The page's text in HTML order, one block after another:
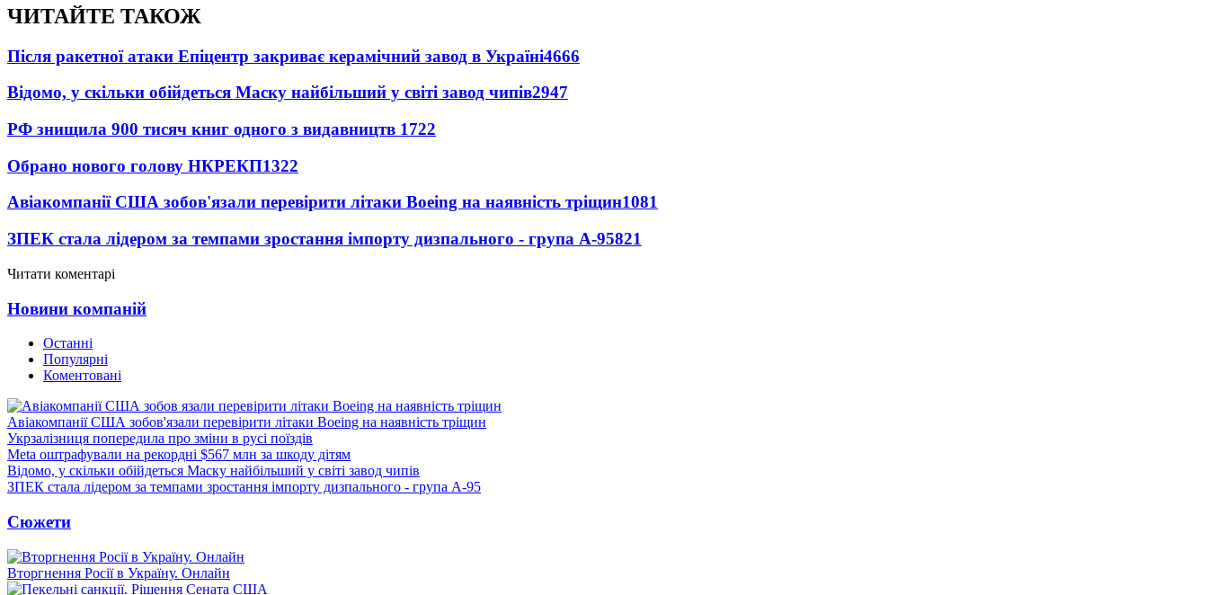
ЧИТАЙТЕ ТАКОЖ
Після ракетної атаки Епіцентр закриває керамічний завод в Україні4666
Відомо, у скільки обійдеться Маску найбільший у світі завод чипів2947
РФ знищила 900 тисяч книг одного з видавництв 1722
Обрано нового голову НКРЕКП1322
Авіакомпанії США зобов'язали перевірити літаки Boeing на наявність тріщин1081
ЗПЕК стала лідером за темпами зростання імпорту дизпального - група А-95821
Читати коментарі
Новини компаній
Останні
Популярні
Коментовані
Авіакомпанії США зобов'язали перевірити літаки Boeing на наявність тріщин
Укрзалізниця попередила про зміни в русі поїздів
Meta оштрафували на рекордні $567 млн за шкоду дітям
Відомо, у скільки обійдеться Маску найбільший у світі завод чипів
ЗПЕК стала лідером за темпами зростання імпорту дизпального - група А-95
Сюжети
Вторгнення Росії в Україну. Онлайн